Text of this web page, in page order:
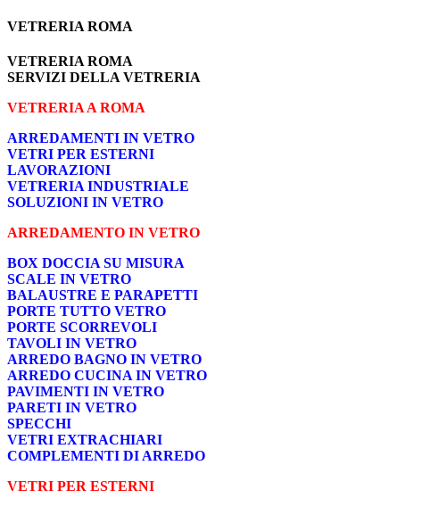
VETRERIA ROMA
VETRERIA ROMA
SERVIZI DELLA VETRERIA
VETRERIA A ROMA
ARREDAMENTI IN VETRO
VETRI PER ESTERNI
LAVORAZIONI
VETRERIA INDUSTRIALE
SOLUZIONI IN VETRO
ARREDAMENTO IN VETRO
BOX DOCCIA SU MISURA
SCALE IN VETRO
BALAUSTRE E PARAPETTI
PORTE TUTTO VETRO
PORTE SCORREVOLI
TAVOLI IN VETRO
ARREDO BAGNO IN VETRO
ARREDO CUCINA IN VETRO
PAVIMENTI IN VETRO
PARETI IN VETRO
SPECCHI
VETRI EXTRACHIARI
COMPLEMENTI DI ARREDO
VETRI PER ESTERNI